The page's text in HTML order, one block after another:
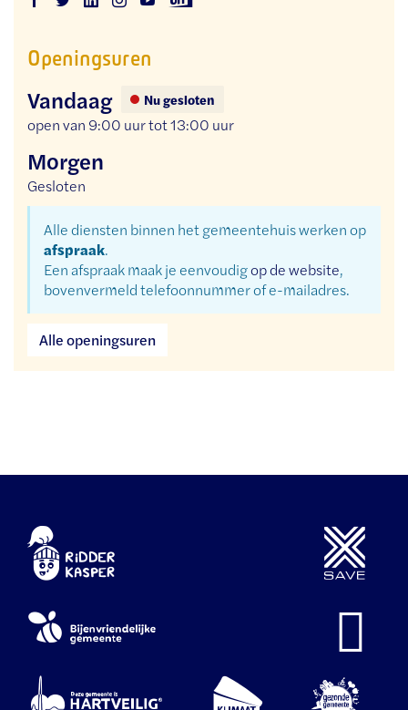
burgerzaken
burgerzaken
burgerzaken
burgerzaken
burgerzaken
burgerzaken
Openingsuren
Vandaag Nu gesloten
open van 9:00 uurtot13:00 uur
Morgen
Gesloten
Alle diensten binnen het gemeentehuis werken op
afspraak.
Een afspraak maak je eenvoudigop de website,
bovenvermeld telefoonnummer of e-mailadres.
Alle openingsurenDienst